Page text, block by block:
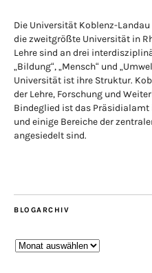
Die Universität Koblenz-
die zweitgrößte Universität in
Lehre sind an drei
„Bildung“, „Mensch“ und
Universität ist ihre Struktur.
der Lehre, Forschung und
Bindeglied ist das
und einige Bereiche der
angesiedelt sind.
BLOGARCHIV
Blogarchiv